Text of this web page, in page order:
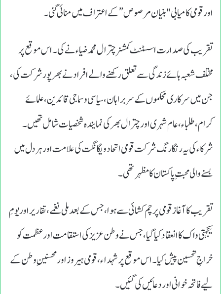
اور قومی کامیابی "بنیان مرصوص” کے اعتراف میں منائی گئی۔
تقریب کی صدارت اسسٹنٹ کمشنر چترال محمد ضیاء نے کی۔ اس موقع پر
مختلف شعبہ ہائے زندگی سے تعلق رکھنے والے افراد نے بھرپور شرکت کی،
جن میں سرکاری محکموں کے سربراہان، سیاسی و سماجی قائدین، علمائے
کرام، طلباء، عام شہری اور چترال بھر کی نمایندہ شخصیات شامل تھیں۔
شرکاء کی یہ رنگارنگ شرکت قومی اتحاد و یگانگت کی علامت اور ہر دل میں
بسنے والی محبتِ پاکستان کا مظہر تھی۔
تقریب کا آغاز قومی پرچم کشائی سے ہوا، جس کے بعد ملی نغمے، تقاریر اور یومِ
یکجہتی واک کا انعقاد کیا گیا، جس نے وطن عزیز کی استقامت اور عظمت کو
خراجِ تحسین پیش کیا۔ اس موقع پر شہداء، قومی ہیروز اور محسنینِ وطن کے
لیے فاتحہ خوانی اور دعائیں کی گئیں۔